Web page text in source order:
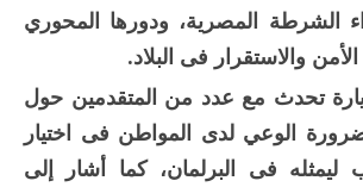
الشرطة المصرية، ودورها المحوري
والاستقرار فى البلاد.
تحدث مع عدد من المتقدمين حول
الوعي لدى المواطن فى اختيار
فى البرلمان، كما أشار إلى